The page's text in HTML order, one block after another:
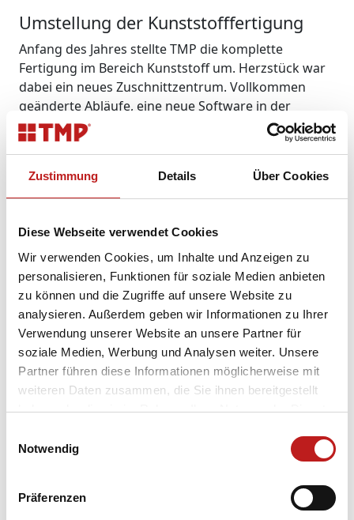
Zustimmung Details Über Cookies
Diese Webseite verwendet Cookies
Wir verwenden Cookies, um Inhalte und Anzeigen zu
personalisieren, Funktionen für soziale Medien anbieten
zu können und die Zugriffe auf unsere Website zu
analysieren. Außerdem geben wir Informationen zu Ihrer
Verwendung unserer Website an unsere Partner für
soziale Medien, Werbung und Analysen weiter. Unsere
Partner führen diese Informationen möglicherweise mit
weiteren Daten zusammen, die Sie ihnen bereitgestellt
haben oder die sie im Rahmen Ihrer Nutzung der Dienste
Datenschutz
Notwendig
Präferenzen
Umstellung der Kunststofffertigung
Anfang des Jahres stellte TMP die komplette
Fertigung im Bereich Kunststoff um. Herzstück war
dabei ein neues Zuschnittzentrum. Vollkommen
geänderte Abläufe, eine neue Software in der
Auslieferung, die Schaffung weiterer Arbeitsplätze
im Sonderbau sowie zwei neue LKW zum Jahresende
Veränderungen. Nur so können wir unsere
Marktposition halten.“ Immerhin gehöre TMP nach
den zehn größten Fensterherstellern Deutschlands,
sagte Helbing.
Bau einer Fenster- und
Türenausstellung
Mit dem Abriss des alten Verwaltungsgebäudes
begann 2012 auch der Neubau der Ausstellung
„Faszination Fenster und Türen“. Er soll in diesem
Jahr vollendet werden. Der dadurch notwendige
vorübergehende Umzug in die „TMP-Straße 1a“ sei
hervorragend gelöst worden, so Helbing. Im
als „Mitarbeiter des Jahres 2012“ ausgezeichnet. Der
Betriebshandwerker habe sich nicht nur in den